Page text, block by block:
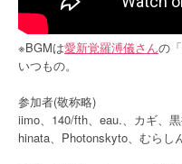
※BGMは愛新覚羅溥儀さんの
いつもの。
参加者(敬称略)
iimo、140/fth、eau.、カギ、黒
hinata、Photonskyto、むらし